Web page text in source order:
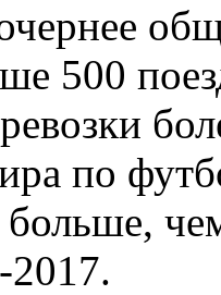
500
по
больше,
2017.